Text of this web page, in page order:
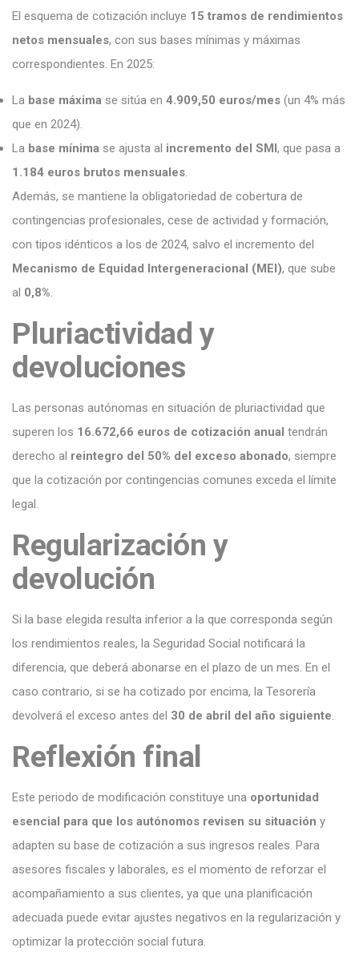
El esquema de cotización incluye 15 tramos de rendimientos
netos mensuales, con sus bases mínimas y máximas
correspondientes. En 2025:
La base máxima se sitúa en 4.909,50 euros/mes (un 4% más
que en 2024).
La base mínima se ajusta al incremento del SMI, que pasa a
1.184 euros brutos mensuales.
Además, se mantiene la obligatoriedad de cobertura de
contingencias profesionales, cese de actividad y formación,
con tipos idénticos a los de 2024, salvo el incremento del
Mecanismo de Equidad Intergeneracional (MEI), que sube
al 0,8%.
Pluriactividad y
devoluciones
Las personas autónomas en situación de pluriactividad que
superen los 16.672,66 euros de cotización anual tendrán
derecho al reintegro del 50% del exceso abonado, siempre
que la cotización por contingencias comunes exceda el límite
legal.
Regularización y
devolución
Si la base elegida resulta inferior a la que corresponda según
los rendimientos reales, la Seguridad Social notificará la
diferencia, que deberá abonarse en el plazo de un mes. En el
caso contrario, si se ha cotizado por encima, la Tesorería
devolverá el exceso antes del 30 de abril del año siguiente.
Reflexión final
Este periodo de modificación constituye una oportunidad
esencial para que los autónomos revisen su situación y
adapten su base de cotización a sus ingresos reales. Para
asesores fiscales y laborales, es el momento de reforzar el
acompañamiento a sus clientes, ya que una planificación
adecuada puede evitar ajustes negativos en la regularización y
optimizar la protección social futura.